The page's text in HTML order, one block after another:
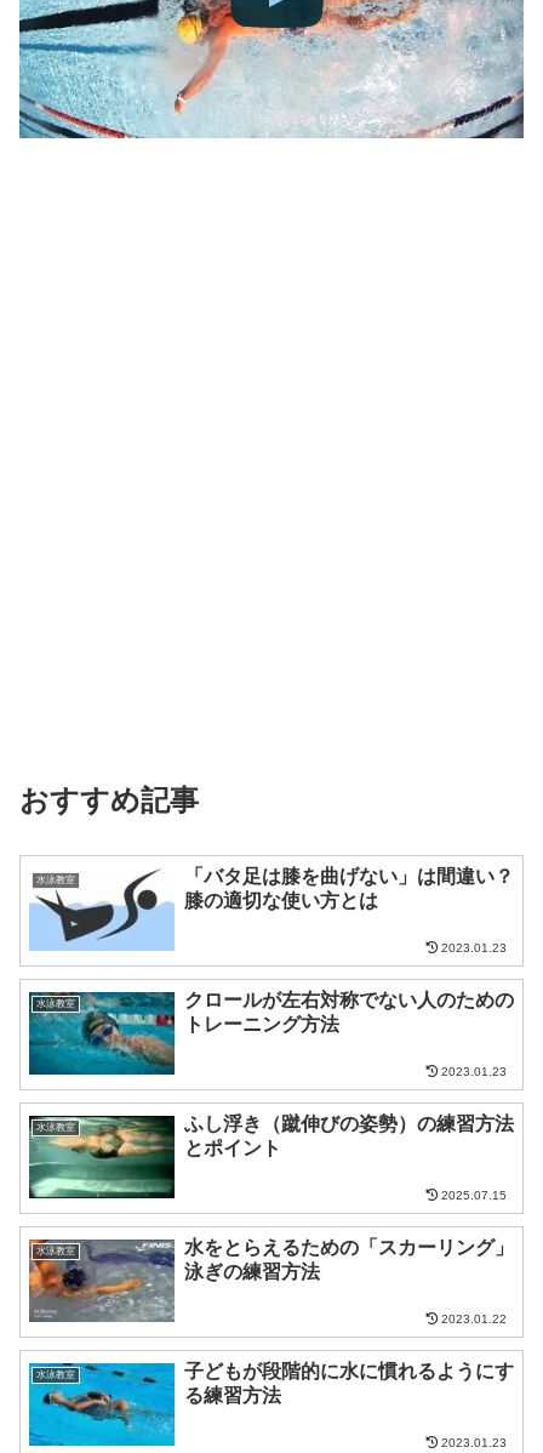
おすすめ記事
水泳教室
「バタ足は膝を曲げない」は間違い？
膝の適切な使い方とは
2023.01.23
水泳教室
クロールが左右対称でない人のための
トレーニング方法
2023.01.23
水泳教室
ふし浮き（蹴伸びの姿勢）の練習方法
とポイント
2025.07.15
水泳教室
水をとらえるための「スカーリング」
泳ぎの練習方法
2023.01.22
水泳教室
子どもが段階的に水に慣れるようにす
る練習方法
2023.01.23